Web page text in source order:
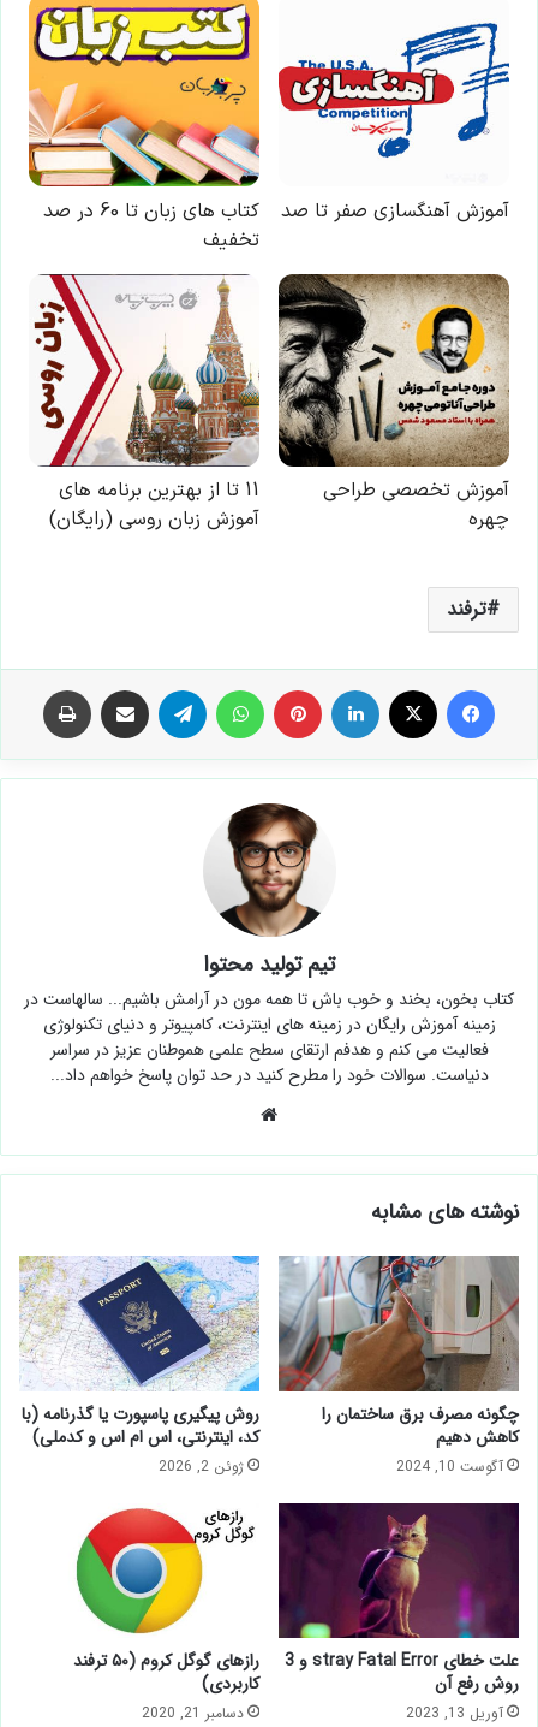
ترفند
فیس بوک لینکدین ‫پین‌ترست تلگرام اشتراک گذاری از طریق ایمیل
تیم تولید محتوا
کتاب بخون، بخند و خوب باش تا همه مون در آرامش باشیم... سالهاست در
زمینه آموزش رایگان در زمینه های اینترنت، کامپیوتر و دنیای تکنولوژی
فعالیت می کنم و هدفم ارتقای سطح علمی هموطنان عزیز در سراسر
دنیاست. سوالات خود را مطرح کنید در حد توان پاسخ خواهم داد...
نوشته های مشابه
چگونه مصرف برق ساختمان را
کاهش دهیم
آگوست 10, 2024
روش پیگیری پاسپورت یا گذرنامه (با
کد، اینترنتی، اس ام اس و کدملی)
ژوئن 2, 2026
علت خطای stray Fatal Error و 3
روش رفع آن
آوریل 13, 2023
رازهای گوگل کروم (۵۰ ترفند
کاربردی)
دسامبر 21, 2020